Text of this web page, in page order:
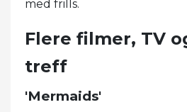
med frills.
Flere filmer, TV
treff
'Mermaids'